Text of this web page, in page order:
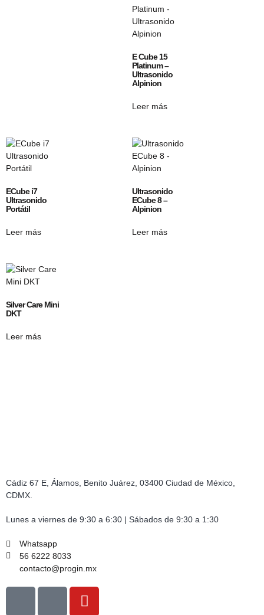
E Cube 15
Platinum –
Ultrasonido
Alpinion
Leer más
ECube i7
Ultrasonido
Portátil
Leer más
Ultrasonido
ECube 8 –
Alpinion
Leer más
Silver Care Mini
DKT
Leer más
Cádiz 67 E, Álamos, Benito Juárez, 03400 Ciudad de México,
CDMX.
Lunes a viernes de 9:30 a 6:30 | Sábados de 9:30 a 1:30
Whatsapp
56 6222 8033
contacto@progin.mx